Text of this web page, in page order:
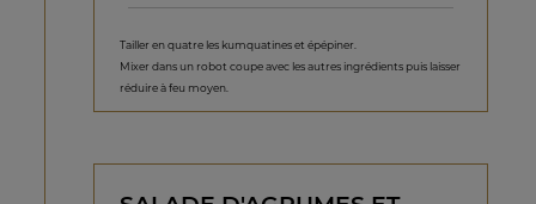
Tailler en quatre les kumquatines et épépiner.
Mixer dans un robot coupe avec les autres ingrédients puis laisser
réduire à feu moyen.